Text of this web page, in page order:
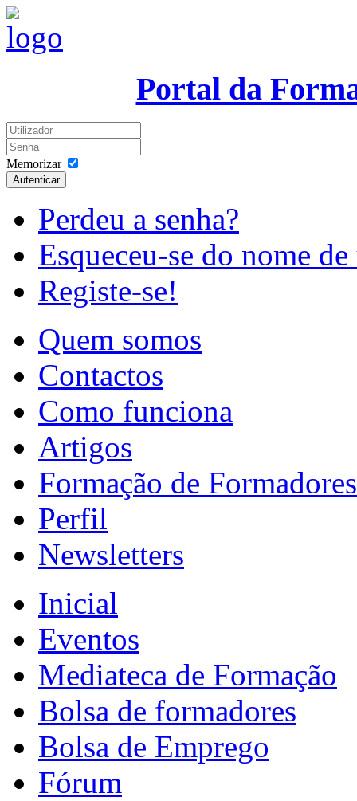
Portal da
Memorizar
Autenticar
Perdeu a senha?
Esqueceu-se do nome
Registe-se!
Quem somos
Contactos
Como funciona
Artigos
Formação de Formadores
Perfil
Newsletters
Inicial
Eventos
Mediateca de Formação
Bolsa de formadores
Bolsa de Emprego
Fórum